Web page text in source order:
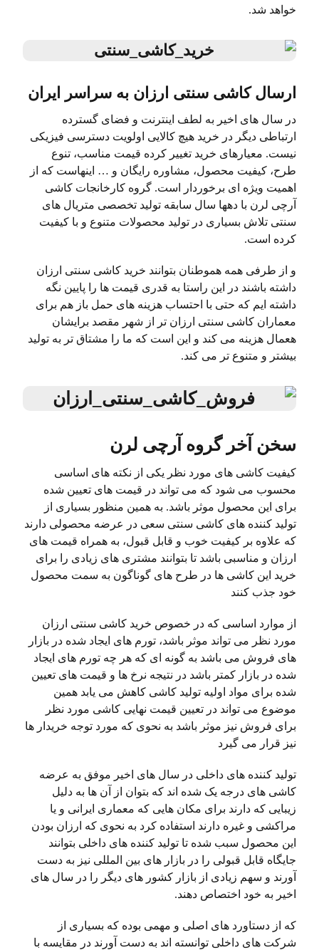
خواهد شد.
ارسال کاشی سنتی ارزان به سراسر ایران
در سال های اخیر به لطف اینترنت و فضای گسترده
ارتباطی دیگر در خرید هیچ کالایی اولویت دسترسی فیزیکی
نیست. معیارهای خرید تغییر کرده قیمت مناسب، تنوع
طرح، کیفیت محصول، مشاوره رایگان و … اینهاست که از
اهمیت ویژه ای برخوردار است. گروه کارخانجات کاشی
آرچی لرن با دهها سال سابقه تولید تخصصی متریال های
سنتی تلاش بسیاری در تولید محصولات متنوع و با کیفیت
کرده است.
و از طرفی همه هموطنان بتوانند خرید کاشی سنتی ارزان
داشته باشند در این راستا به قدری قیمت ها را پایین نگه
داشته ایم که حتی با احتساب هزینه های حمل باز هم برای
معماران کاشی سنتی ارزان تر از شهر مقصد برایشان
هعمال هزینه می کند و این است که ما را مشتاق تر به تولید
بیشتر و متنوع تر می کند.
سخن آخر گروه آرچی لرن
کیفیت کاشی های مورد نظر یکی از نکته های اساسی
محسوب می شود که می تواند در قیمت های تعیین شده
برای این محصول موثر باشد. به همین منظور بسیاری از
تولید کننده های کاشی سنتی سعی در عرضه محصولی دارند
که علاوه بر کیفیت خوب و قابل قبول، به همراه قیمت های
ارزان و مناسبی باشد تا بتوانند مشتری های زیادی را برای
خرید این کاشی ها در طرح های گوناگون به سمت محصول
خود جذب کنند
از موارد اساسی که در خصوص خرید کاشی سنتی ارزان
مورد نظر می تواند موثر باشد، تورم های ایجاد شده در بازار
های فروش می باشد به گونه ای که هر چه تورم های ایجاد
شده در بازار کمتر باشد در نتیجه نرخ ها و قیمت های تعیین
شده برای مواد اولیه تولید کاشی کاهش می یابد همین
موضوع می تواند در تعیین قیمت نهایی کاشی مورد نظر
برای فروش نیز موثر باشد به نحوی که مورد توجه خریدار ها
نیز قرار می گیرد
تولید کننده های داخلی در سال های اخیر موفق به عرضه
کاشی های درجه یک شده اند که بتوان از آن ها به دلیل
زیبایی که دارند برای مکان هایی که معماری ایرانی و یا
مراکشی و غیره دارند استفاده کرد به نحوی که ارزان بودن
این محصول سبب شده تا تولید کننده های داخلی بتوانند
جایگاه قابل قبولی را در بازار های بین المللی نیز به دست
آورند و سهم زیادی از بازار کشور های دیگر را در سال های
اخیر به خود اختصاص دهند.
که از دستاورد های اصلی و مهمی بوده که بسیاری از
شرکت های داخلی توانسته اند به دست آورند در مقایسه با